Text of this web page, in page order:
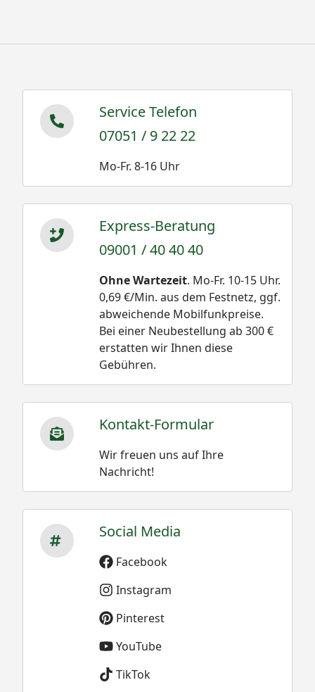
Service Telefon
07051 / 9 22 22
Mo-Fr. 8-16 Uhr
Express-Beratung
09001 / 40 40 40
Ohne Wartezeit. Mo-Fr. 10-15 Uhr.
0,69 €/Min. aus dem Festnetz, ggf.
abweichende Mobilfunkpreise.
Bei einer Neubestellung ab 300 €
erstatten wir Ihnen diese
Gebühren.
Kontakt-Formular
Wir freuen uns auf Ihre
Nachricht!
Social Media
Facebook
Instagram
Pinterest
YouTube
TikTok